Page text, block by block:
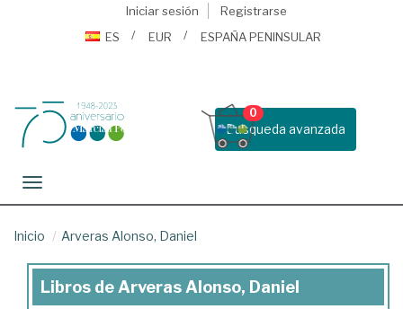
Iniciar sesión
Registrarse
ES
EUR ESPAÑA PENINSULAR
Busqueda avanzada
0
Toggle navigation
Inicio Arveras Alonso, Daniel
Libros
Libros de Arveras Alonso, Daniel